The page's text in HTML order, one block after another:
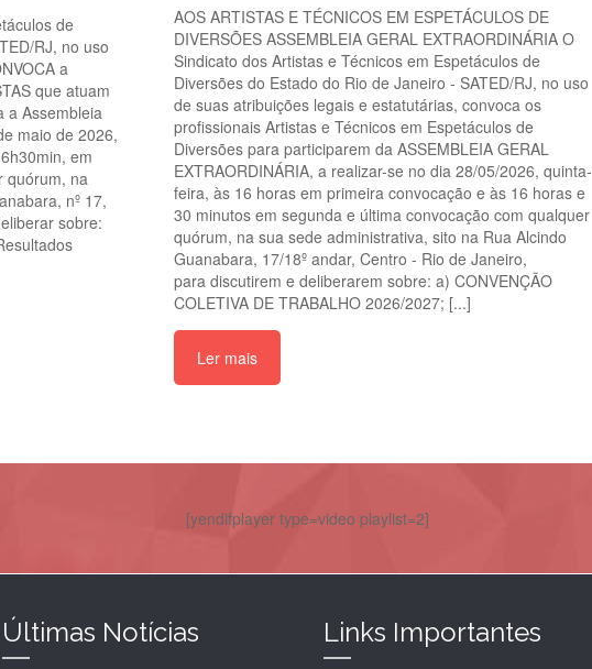
AOS ARTISTAS E TÉCNICOS EM ESPETÁCULOS DE
DIVERSÕES ASSEMBLEIA GERAL EXTRAORDINÁRIA O
Sindicato dos Artistas e Técnicos em Espetáculos de
Diversões do Estado do Rio de Janeiro - SATED/RJ, no uso
de suas atribuições legais e estatutárias, convoca os
profissionais Artistas e Técnicos em Espetáculos de
Diversões para participarem da ASSEMBLEIA GERAL
EXTRAORDINÁRIA, a realizar-se no dia 28/05/2026, quinta-
feira, às 16 horas em primeira convocação e às 16 horas e
30 minutos em segunda e última convocação com qualquer
quórum, na sua sede administrativa, sito na Rua Alcindo
Guanabara, 17/18º andar, Centro - Rio de Janeiro,
para discutirem e deliberarem sobre: a) CONVENÇÃO
COLETIVA DE TRABALHO 2026/2027; [...]
Ler mais
de
RJ, no uso
a
que atuam
a Assembleia
maio de 2026,
em
quórum, na
nº 17,
sobre:
[yendifplayer type=video playlist=2]
Últimas Notícias Links Importantes